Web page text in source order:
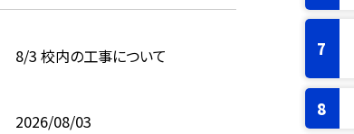
8/3 校内の工事について
2026/08/03